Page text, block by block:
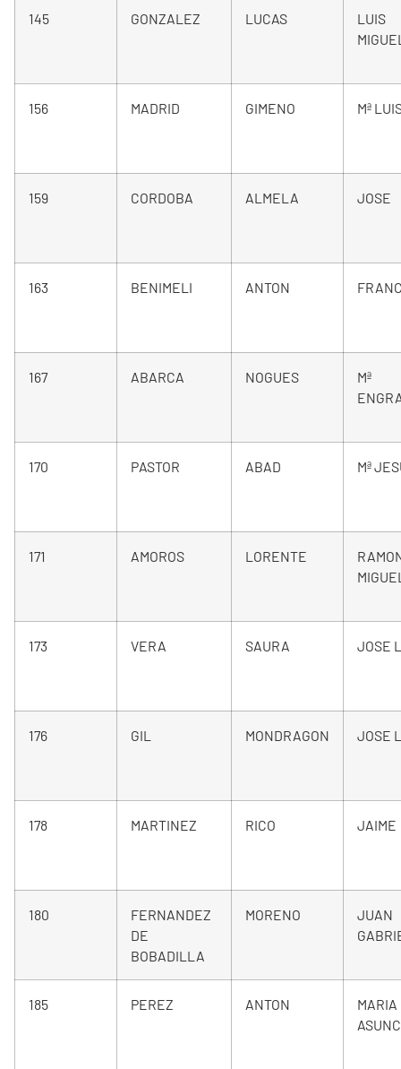
145 GONZALEZ LUCAS
LUIS
156 MADRID GIMENO Mª
159 CORDOBA ALMELA JOSE
163 BENIMELI ANTON
167 ABARCA NOGUES
Mª
170 PASTOR ABAD Mª
171 AMOROS LORENTE
173 VERA SAURA JOSE
176 GIL MONDRAGON JOSE
178 MARTINEZ RICO JAIME
180
FERNANDEZ
DE
BOBADILLA
MORENO
JUAN
185 PEREZ ANTON
MARIA